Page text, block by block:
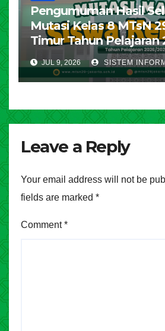
Pengumuman Hasil
Mutasi Kelas 8 MTsN
Timur Tahun Pelajaran
JUL 9, 2026 SISTEM
Leave a Reply
Your email address will not be
fields are marked *
Comment*